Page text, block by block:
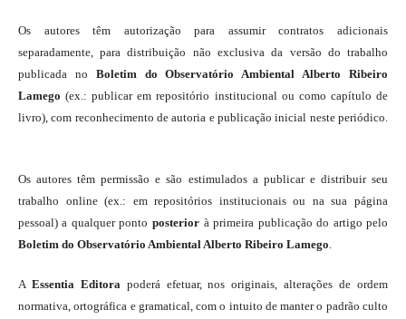
Os autores têm autorização para assumir contratos adicionais
separadamente, para distribuição não exclusiva da versão do trabalho
publicada no Boletim do Observatório Ambiental Alberto Ribeiro
Lamego (ex.: publicar em repositório institucional ou como capítulo de
livro), com reconhecimento de autoria e publicação inicial neste periódico.
Os autores têm permissão e são estimulados a publicar e distribuir seu
trabalho online (ex.: em repositórios institucionais ou na sua página
pessoal) a qualquer ponto posterior à primeira publicação do artigo pelo
Boletim do Observatório Ambiental Alberto Ribeiro Lamego
A Essentia Editora poderá efetuar, nos originais, alterações de ordem
normativa, ortográfica e gramatical, com o intuito de manter o padrão culto